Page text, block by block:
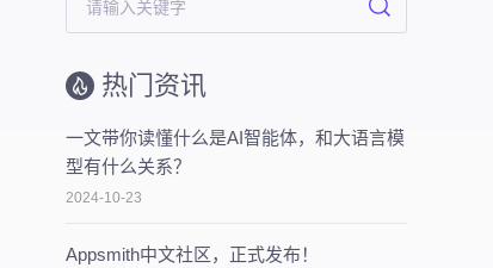
热门资讯
一文带你读懂什么是AI智能体，和大语言模
型有什么关系？
2024-10-23
Appsmith中文社区，正式发布！